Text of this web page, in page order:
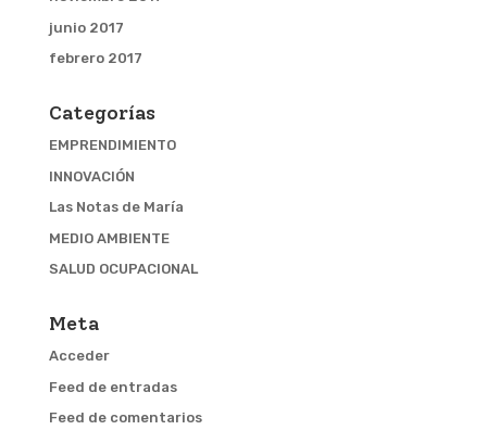
junio 2017
febrero 2017
Categorías
EMPRENDIMIENTO
INNOVACIÓN
Las Notas de María
MEDIO AMBIENTE
SALUD OCUPACIONAL
Meta
Acceder
Feed de entradas
Feed de comentarios